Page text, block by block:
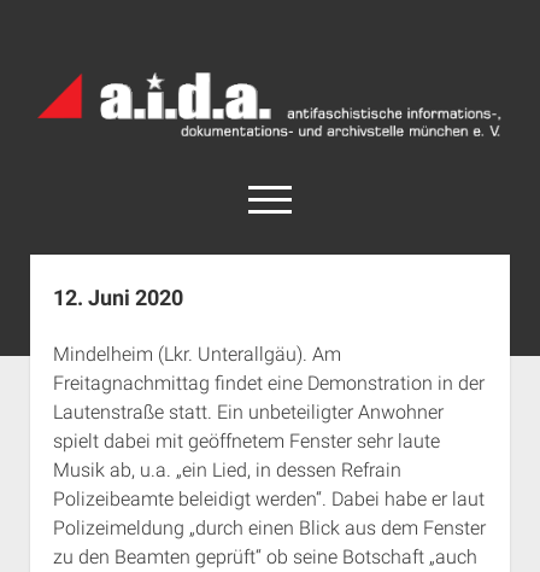
Archiv
München
open
menu
facebook
rss info@aida-archiv.de
Aktuelles
Termine
open
dropdown
menu
Antifaschistische Termine im Süden
Antifaschistische Termine in München
Rechte Termine im Süden
Rechte Termine München
Chronologie
Das Archiv
open
dropdown
menu
a.i.d.a. e. V. unterstützen
Über a.i.d.a.
Impressum
12. Juni 2020
Mindelheim (Lkr. Unterallgäu). Am
Freitagnachmittag findet eine Demonstration in der
Lautenstraße statt. Ein unbeteiligter Anwohner
spielt dabei mit geöffnetem Fenster sehr laute
Musik ab, u.a. „ein Lied, in dessen Refrain
Polizeibeamte beleidigt werden“. Dabei habe er laut
Polizeimeldung „durch einen Blick aus dem Fenster
zu den Beamten geprüft“ ob seine Botschaft „auch